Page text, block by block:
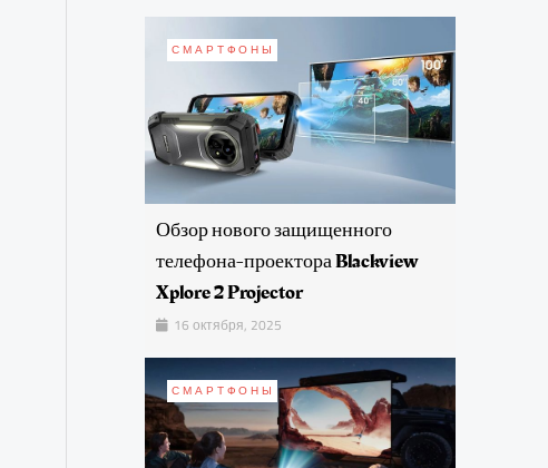
СМАРТФОНЫ
Обзор нового защищенного
телефона-проектора Blackview
Xplore 2 Projector
16 октября, 2025
СМАРТФОНЫ